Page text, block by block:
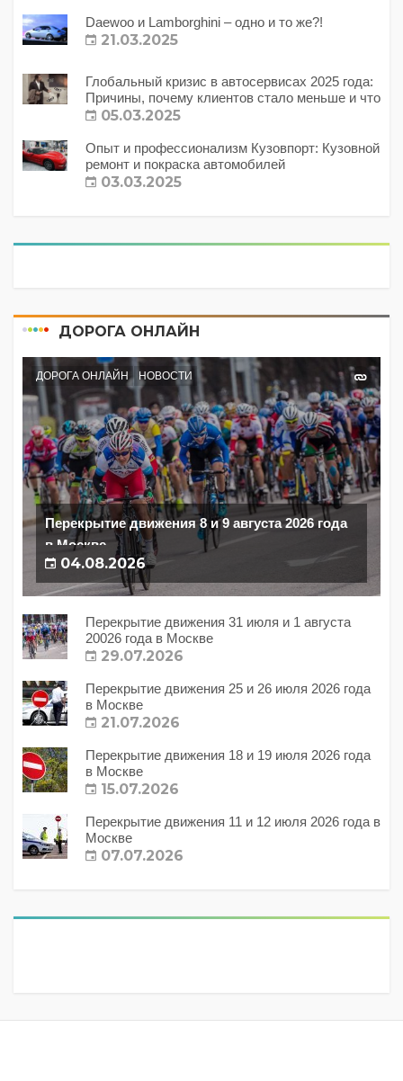
Daewoo и Lamborghini – одно и то же?!
21.03.2025
Глобальный кризис в автосервисах 2025 года:
Причины, почему клиентов стало меньше и что
с этим делать?
05.03.2025
Опыт и профессионализм Кузовпорт: Кузовной
ремонт и покраска автомобилей
03.03.2025
ДОРОГА ОНЛАЙН
ДОРОГА ОНЛАЙН НОВОСТИ
Перекрытие движения 8 и 9 августа 2026 года
в Москве
04.08.2026
Перекрытие движения 31 июля и 1 августа
20026 года в Москве
29.07.2026
Перекрытие движения 25 и 26 июля 2026 года
в Москве
21.07.2026
Перекрытие движения 18 и 19 июля 2026 года
в Москве
15.07.2026
Перекрытие движения 11 и 12 июля 2026 года в
Москве
07.07.2026